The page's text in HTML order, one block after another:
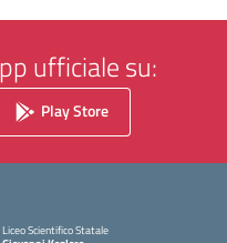
ufficiale su:
Play Store
Liceo Scientifico Statale